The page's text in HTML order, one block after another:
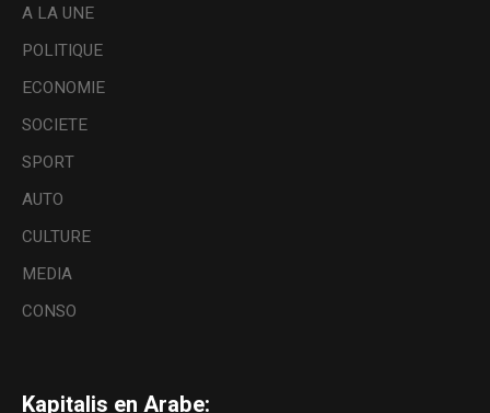
A LA UNE
POLITIQUE
ECONOMIE
SOCIETE
SPORT
AUTO
CULTURE
MEDIA
CONSO
Kapitalis en Arabe: